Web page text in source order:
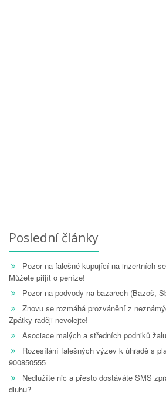
Poslední články
Pozor na falešné kupující na inzertních
Můžete přijít o peníze!
Pozor na podvody na bazarech (Bazoš,
Znovu se rozmáhá prozvánění z
Zpátky raději nevolejte!
Asociace malých a středních podniků
Rozesílání falešných výzev k úhradě s
900850555
Nedlužíte nic a přesto dostáváte SMS
dluhu?